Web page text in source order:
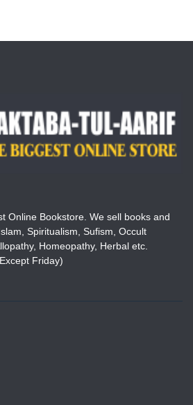
Online Bookstore. We sell books and
Spiritualism, Sufism, Occult
Homeopathy, Herbal etc.
Friday)